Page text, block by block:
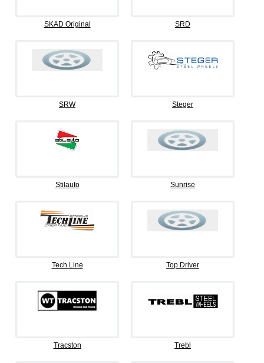
SKAD Original SRD
SRW Steger
Stilauto Sunrise
Tech Line Top Driver
Tracston Trebl